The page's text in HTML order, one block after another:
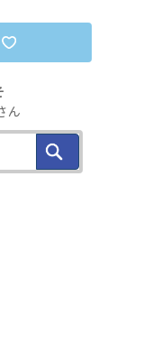
ん